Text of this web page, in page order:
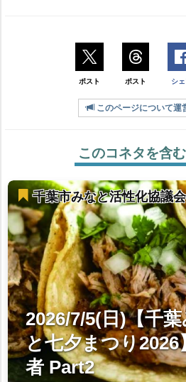
ポスト ポスト シ
このページについて運
このコネタを含
千葉市みなと活性化協議会
2026/7/5(日)【千
と七夕まつり2026
者 Part2